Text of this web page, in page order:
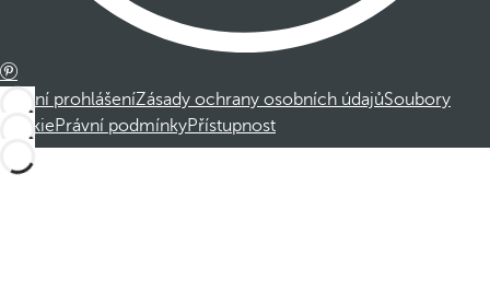
Právní prohlášeníZásady ochrany osobních údajůSoubory
cookiePrávní podmínkyPřístupnost